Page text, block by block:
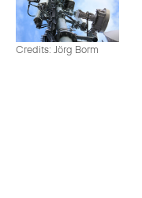
Credits: Jörg Borm